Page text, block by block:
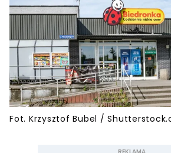
Fot. Krzysztof Bubel /